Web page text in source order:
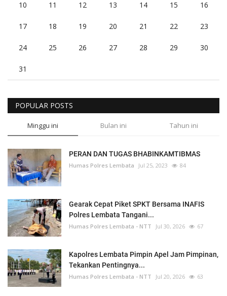
10 11 12 13 14 15 16
17 18 19 20 21 22 23
24 25 26 27 28 29 30
31
POPULAR POSTS
Minggu ini Bulan ini Tahun ini
PERAN DAN TUGAS BHABINKAMTIBMAS
Humas Polres Lembata Jul 25, 2023 84
Gearak Cepat Piket SPKT Bersama INAFIS
Polres Lembata Tangani...
Humas Polres Lembata - NTT Jul 30, 2026 67
Kapolres Lembata Pimpin Apel Jam Pimpinan,
Tekankan Pentingnya...
Humas Polres Lembata - NTT Jul 20, 2026 63